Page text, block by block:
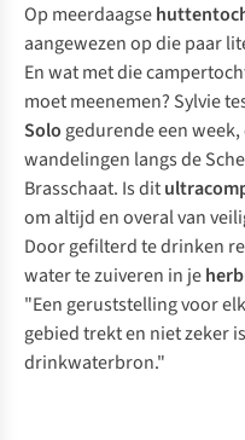
Op meerdaagse
aangewezen op die paar
En wat met die
moet meenemen? Sylvie
Solo gedurende een
wandelingen langs de
Brasschaat. Is dit
om altijd en overal van
Door gefilterd te drinken
water te zuiveren in je
"Een geruststelling voor
gebied trekt en niet zeker
drinkwaterbron."